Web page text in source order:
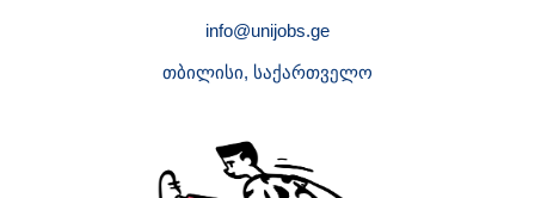
info@unijobs.ge
თბილისი, საქართველო